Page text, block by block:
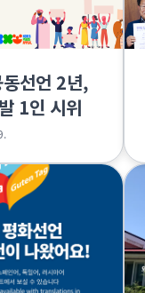
선언 2년,
1인 시위